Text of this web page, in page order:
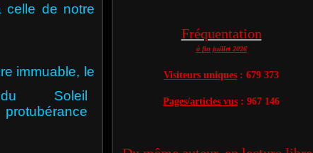
celle de notre
immuable, le
Fréquentation
à fin juillet 2026
Visiteurs uniques : 679 373
Pages/articles vus : 967 146